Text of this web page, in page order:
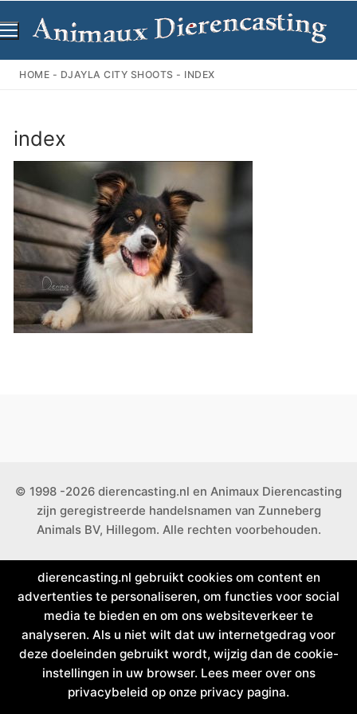
naar
inhoud
HOME - DJAYLA CITY SHOOTS - INDEX
index
© 1998 -2026 dierencasting.nl en Animaux Dierencasting
zijn geregistreerde handelsnamen van Zunneberg
Animals BV, Hillegom. Alle rechten voorbehouden.
dierencasting.nl gebruikt cookies om content en
advertenties te personaliseren, om functies voor social
media te bieden en om ons websiteverkeer te
analyseren. Als u niet wilt dat uw internetgedrag voor
deze doeleinden gebruikt wordt, wijzig dan de cookie-
instellingen in uw browser. Lees meer over ons
privacybeleid op onze privacy pagina.